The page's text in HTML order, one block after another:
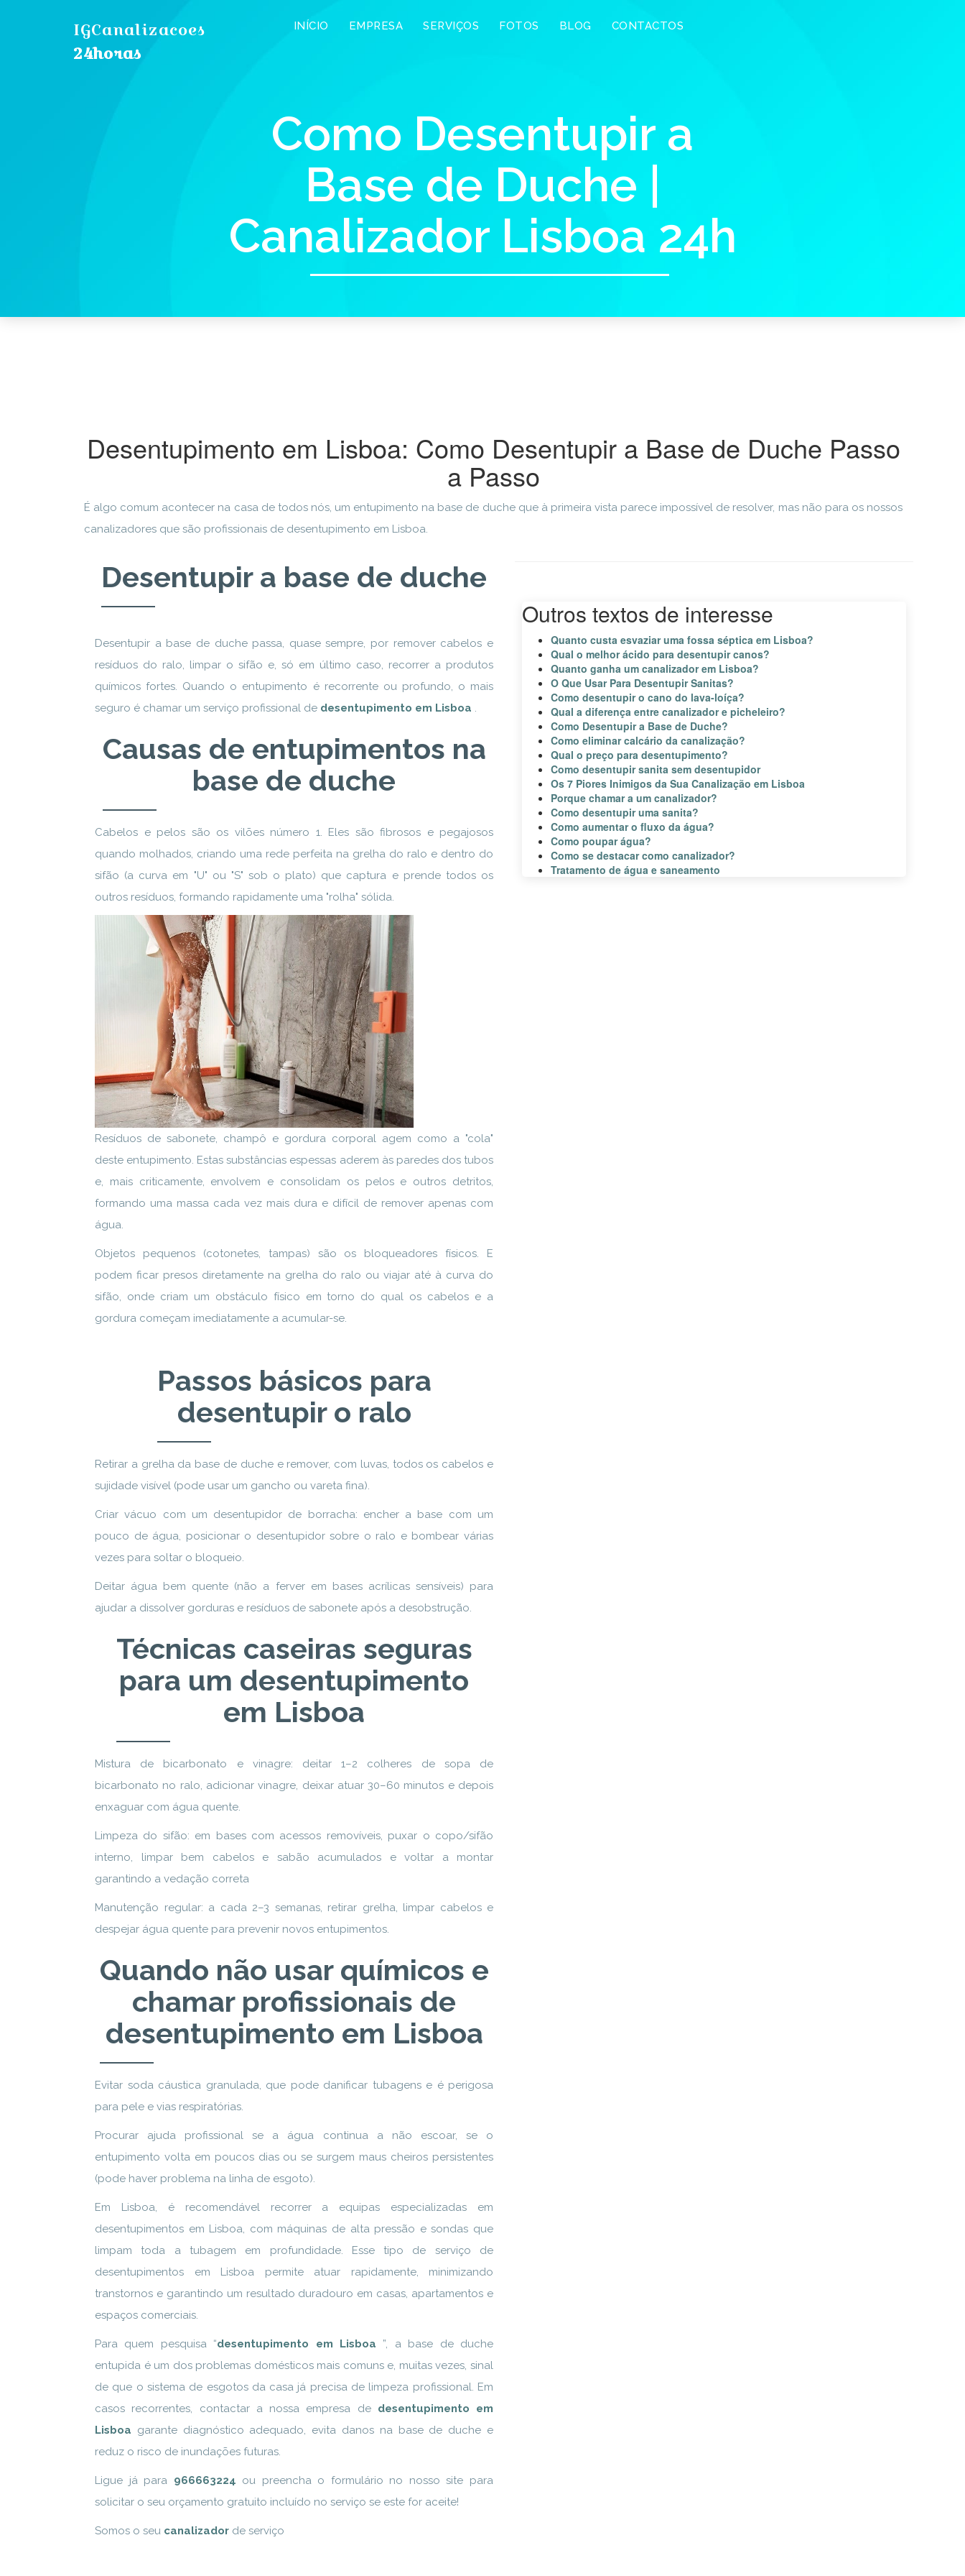
IGCanalizacoes
24horas
INÍCIO EMPRESA SERVIÇOS FOTOS BLOG CONTACTOS
Como Desentupir a
Base de Duche |
Canalizador Lisboa 24h
Desentupimento em Lisboa: Como Desentupir a Base de Duche Passo
a Passo
É algo comum acontecer na casa de todos nós, um entupimento na base de duche que à primeira vista parece impossível de resolver, mas não para os nossos
canalizadores que são profissionais de desentupimento em Lisboa.
Desentupir a base de duche
Desentupir a base de duche passa, quase sempre, por remover cabelos e
resíduos do ralo, limpar o sifão e, só em último caso, recorrer a produtos
químicos fortes. Quando o entupimento é recorrente ou profundo, o mais
seguro é chamar um serviço profissional de desentupimento em Lisboa .
Causas de entupimentos na
base de duche
Cabelos e pelos são os vilões número 1. Eles são fibrosos e pegajosos
quando molhados, criando uma rede perfeita na grelha do ralo e dentro do
sifão (a curva em "U" ou "S" sob o plato) que captura e prende todos os
outros resíduos, formando rapidamente uma "rolha" sólida.
Resíduos de sabonete, champô e gordura corporal agem como a "cola"
deste entupimento. Estas substâncias espessas aderem às paredes dos tubos
e, mais criticamente, envolvem e consolidam os pelos e outros detritos,
formando uma massa cada vez mais dura e difícil de remover apenas com
água.
Objetos pequenos (cotonetes, tampas) são os bloqueadores físicos. E
podem ficar presos diretamente na grelha do ralo ou viajar até à curva do
sifão, onde criam um obstáculo físico em torno do qual os cabelos e a
gordura começam imediatamente a acumular-se.
Passos básicos para
desentupir o ralo
Retirar a grelha da base de duche e remover, com luvas, todos os cabelos e
sujidade visível (pode usar um gancho ou vareta fina).
Criar vácuo com um desentupidor de borracha: encher a base com um
pouco de água, posicionar o desentupidor sobre o ralo e bombear várias
vezes para soltar o bloqueio.
Deitar água bem quente (não a ferver em bases acrílicas sensíveis) para
ajudar a dissolver gorduras e resíduos de sabonete após a desobstrução.
Técnicas caseiras seguras
para um desentupimento
em Lisboa
Mistura de bicarbonato e vinagre: deitar 1–2 colheres de sopa de
bicarbonato no ralo, adicionar vinagre, deixar atuar 30–60 minutos e depois
enxaguar com água quente.
Limpeza do sifão: em bases com acessos removíveis, puxar o copo/sifão
interno, limpar bem cabelos e sabão acumulados e voltar a montar
garantindo a vedação correta
Manutenção regular: a cada 2–3 semanas, retirar grelha, limpar cabelos e
despejar água quente para prevenir novos entupimentos.
Quando não usar químicos e
chamar profissionais de
desentupimento em Lisboa
Evitar soda cáustica granulada, que pode danificar tubagens e é perigosa
para pele e vias respiratórias.
Procurar ajuda profissional se a água continua a não escoar, se o
entupimento volta em poucos dias ou se surgem maus cheiros persistentes
(pode haver problema na linha de esgoto).
Em Lisboa, é recomendável recorrer a equipas especializadas em
desentupimentos em Lisboa, com máquinas de alta pressão e sondas que
limpam toda a tubagem em profundidade. Esse tipo de serviço de
desentupimentos em Lisboa permite atuar rapidamente, minimizando
transtornos e garantindo um resultado duradouro em casas, apartamentos e
espaços comerciais.
Para quem pesquisa “desentupimento em Lisboa ”, a base de duche
entupida é um dos problemas domésticos mais comuns e, muitas vezes, sinal
de que o sistema de esgotos da casa já precisa de limpeza profissional. Em
casos recorrentes, contactar a nossa empresa de desentupimento em
Lisboa garante diagnóstico adequado, evita danos na base de duche e
reduz o risco de inundações futuras.
Ligue já para 966663224 ou preencha o formulário no nosso site para
solicitar o seu orçamento gratuito incluído no serviço se este for aceite!
Somos o seu canalizador de serviço
Outros textos de interesse
Quanto custa esvaziar uma fossa séptica em Lisboa?
Qual o melhor ácido para desentupir canos?
Quanto ganha um canalizador em Lisboa?
O Que Usar Para Desentupir Sanitas?
Como desentupir o cano do lava-loíça?
Qual a diferença entre canalizador e picheleiro?
Como Desentupir a Base de Duche?
Como eliminar calcário da canalização?
Qual o preço para desentupimento?
Como desentupir sanita sem desentupidor
Os 7 Piores Inimigos da Sua Canalização em Lisboa
Porque chamar a um canalizador?
Como desentupir uma sanita?
Como aumentar o fluxo da água?
Como poupar água?
Como se destacar como canalizador?
Tratamento de água e saneamento